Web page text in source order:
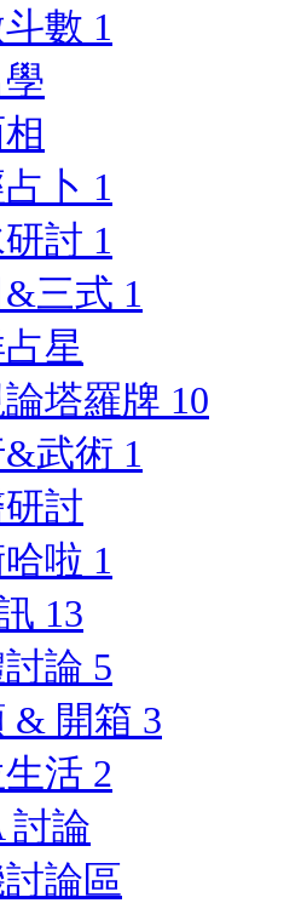
數 1
卜 1
討 1
三式 1
星
塔羅牌 10
武術 1
討
啦 1
13
論 5
& 開箱 3
活 2
討論
論區